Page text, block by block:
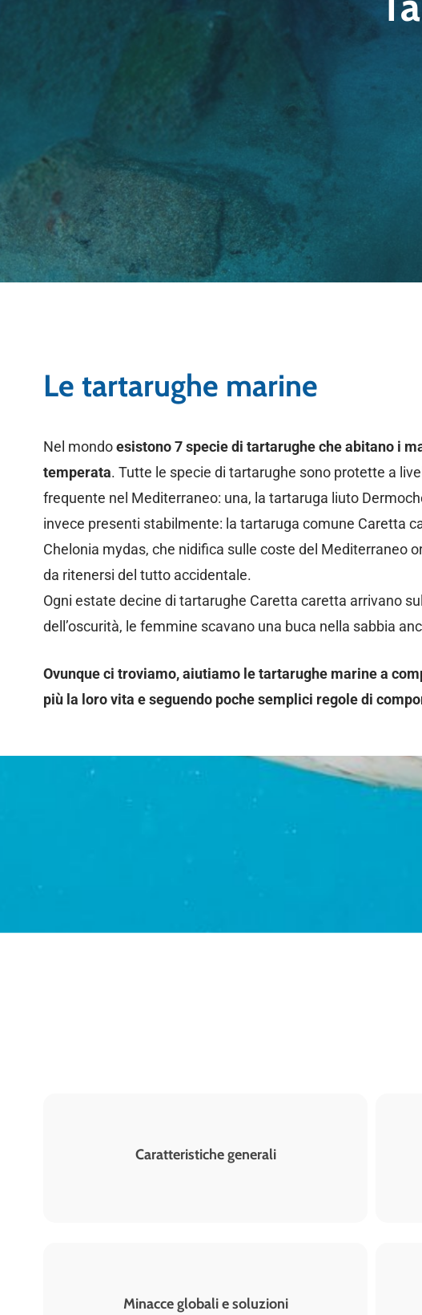
Le tartarughe marine
Nel mondoesistono 7 specie di tartarughe che abitano i
temperata. Tutte le specie di tartarughe sono protette a
frequente nel Mediterraneo: una, la tartaruga liuto
invece presenti stabilmente: la tartaruga comune Caretta
Chelonia mydas, che nidifica sulle coste del Mediterraneo
da ritenersi del tutto accidentale.
Ogni estate decine di tartarughe Caretta caretta arrivano
dell’oscurità, le femmine scavano una buca nella sabbia
Ovunque ci troviamo, aiutiamo le tartarughe marine a
più la loro vita e seguendo poche semplici regole di
Caratteristiche generali
Minacce globali e soluzioni